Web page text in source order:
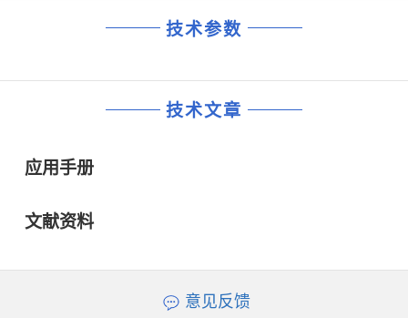
技术参数
技术文章
应用手册
文献资料
意见反馈